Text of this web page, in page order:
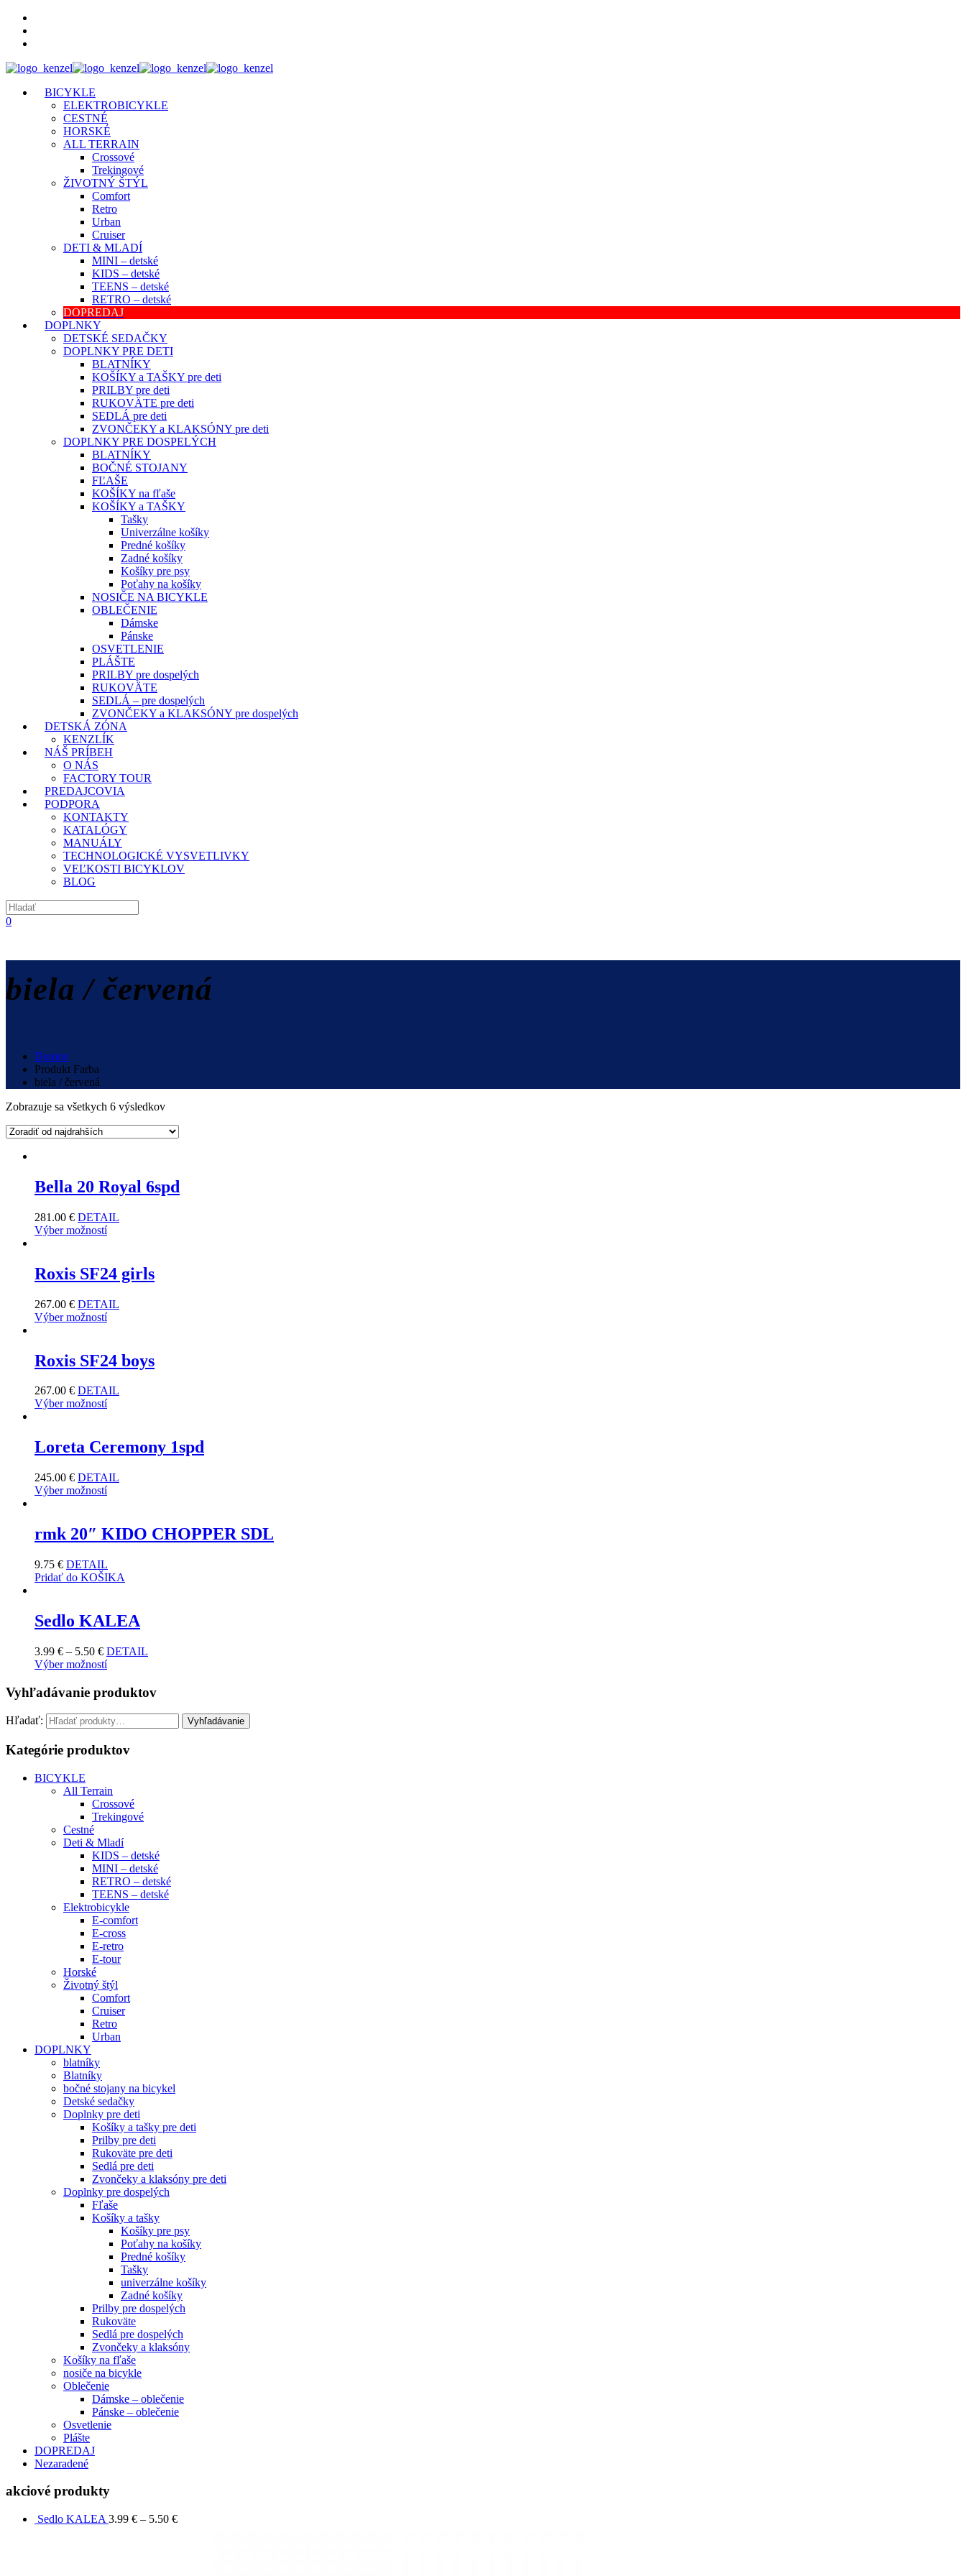
BICYKLE
ELEKTROBICYKLE
CESTNÉ
HORSKÉ
ALL TERRAIN
Crossové
Trekingové
ŽIVOTNÝ ŠTÝL
Comfort
Retro
Urban
Cruiser
DETI & MLADÍ
MINI – detské
KIDS – detské
TEENS – detské
RETRO – detské
DOPREDAJ
DOPLNKY
DETSKÉ SEDAČKY
DOPLNKY PRE DETI
BLATNÍKY
KOŠÍKY a TAŠKY pre deti
PRILBY pre deti
RUKOVÄTE pre deti
SEDLÁ pre deti
ZVONČEKY a KLAKSÓNY pre deti
DOPLNKY PRE DOSPELÝCH
BLATNÍKY
BOČNÉ STOJANY
FĽAŠE
KOŠÍKY na fľaše
KOŠÍKY a TAŠKY
Tašky
Univerzálne košíky
Predné košíky
Zadné košíky
Košíky pre psy
Poťahy na košíky
NOSIČE NA BICYKLE
OBLEČENIE
Dámske
Pánske
OSVETLENIE
PLÁŠTE
PRILBY pre dospelých
RUKOVÄTE
SEDLÁ – pre dospelých
ZVONČEKY a KLAKSÓNY pre dospelých
DETSKÁ ZÓNA
KENZLÍK
NÁŠ PRÍBEH
O NÁS
FACTORY TOUR
PREDAJCOVIA
PODPORA
KONTAKTY
KATALÓGY
MANUÁLY
TECHNOLOGICKÉ VYSVETLIVKY
VEĽKOSTI BICYKLOV
BLOG
0
biela / červená
Domov
Produkt Farba
biela / červená
Zobrazuje sa všetkych 6 výsledkov
Bella 20 Royal 6spd
281.00 € DETAIL
Výber možností
Roxis SF24 girls
267.00 € DETAIL
Výber možností
Roxis SF24 boys
267.00 € DETAIL
Výber možností
Loreta Ceremony 1spd
245.00 € DETAIL
Výber možností
rmk 20″ KIDO CHOPPER SDL
9.75 € DETAIL
Pridať do KOŠIKA
Sedlo KALEA
3.99 € – 5.50 € DETAIL
Výber možností
Vyhľadávanie produktov
Hľadať: Vyhľadávanie
Kategórie produktov
BICYKLE
All Terrain
Crossové
Trekingové
Cestné
Deti & Mladí
KIDS – detské
MINI – detské
RETRO – detské
TEENS – detské
Elektrobicykle
E-comfort
E-cross
E-retro
E-tour
Horské
Životný štýl
Comfort
Cruiser
Retro
Urban
DOPLNKY
blatníky
Blatníky
bočné stojany na bicykel
Detské sedačky
Doplnky pre deti
Košíky a tašky pre deti
Prilby pre deti
Rukoväte pre deti
Sedlá pre deti
Zvončeky a klaksóny pre deti
Doplnky pre dospelých
Fľaše
Košíky a tašky
Košíky pre psy
Poťahy na košíky
Predné košíky
Tašky
univerzálne košíky
Zadné košíky
Prilby pre dospelých
Rukoväte
Sedlá pre dospelých
Zvončeky a klaksóny
Košíky na fľaše
nosiče na bicykle
Oblečenie
Dámske – oblečenie
Pánske – oblečenie
Osvetlenie
Plášte
DOPREDAJ
Nezaradené
akciové produkty
Sedlo KALEA 3.99 € – 5.50 €